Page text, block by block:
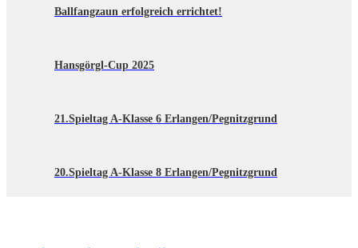
Ballfangzaun erfolgreich errichtet!
Hansgörgl-Cup 2025
21.Spieltag A-Klasse 6 Erlangen/Pegnitzgrund
20.Spieltag A-Klasse 8 Erlangen/Pegnitzgrund